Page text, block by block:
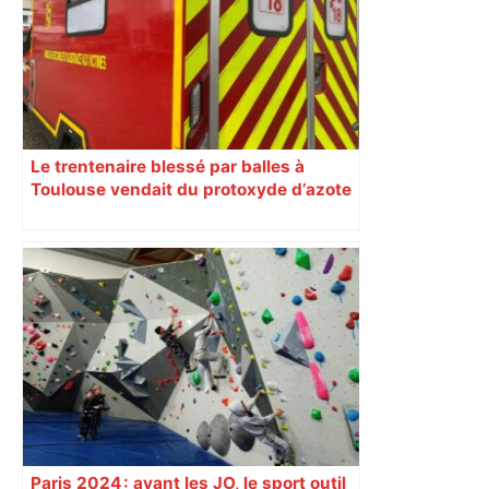
Le trentenaire blessé par balles à
Toulouse vendait du protoxyde d’azote
Paris 2024 : avant les JO, le sport outil